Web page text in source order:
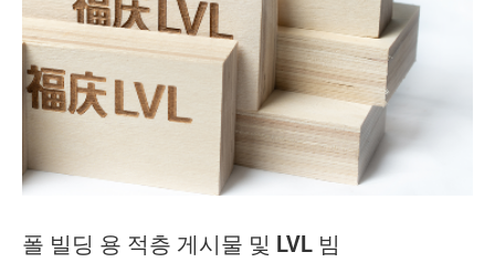
폴 빌딩 용 적층 게시물 및 LVL 빔